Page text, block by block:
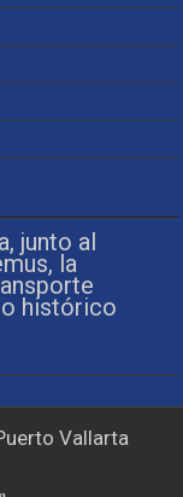
junto al
la
histórico
Vallarta